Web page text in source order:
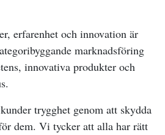
erfarenhet och innovation är
marknadsföring
innovativa produkter och
trygghet genom att skydda
dem. Vi tycker att alla har rätt